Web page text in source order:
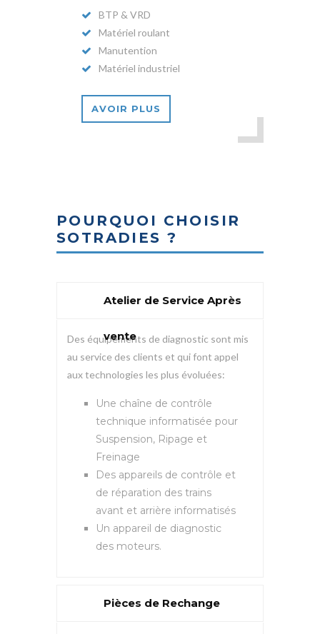
BTP & VRD
Matériel roulant
Manutention
Matériel industriel
AVOIR PLUS
POURQUOI CHOISIR
SOTRADIES ?
Atelier de Service Après
vente
Des équipements de diagnostic sont mis
au service des clients et qui font appel
aux technologies les plus évoluées:
Une chaîne de contrôle
technique informatisée pour
Suspension, Ripage et
Freinage
Des appareils de contrôle et
de réparation des trains
avant et arrière informatisés
Un appareil de diagnostic
des moteurs.
Pièces de Rechange